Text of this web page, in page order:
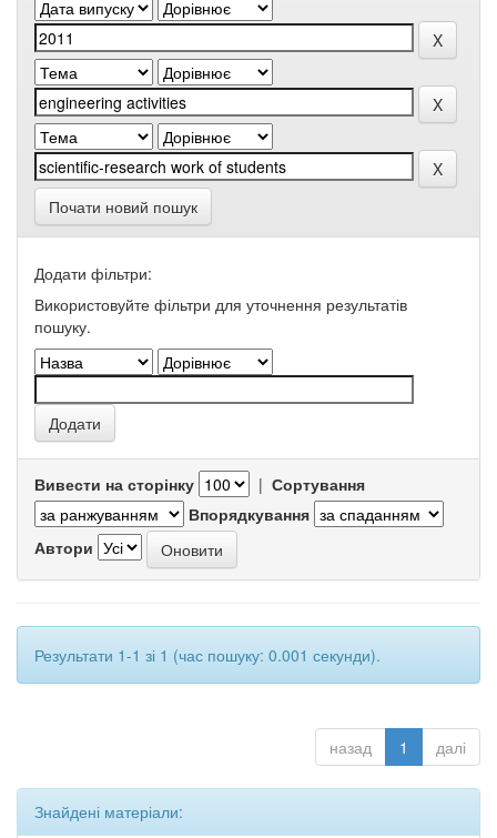
Почати новий пошук
Додати фільтри:
Використовуйте фільтри для уточнення результатів
пошуку.
Вивести на сторінку | Сортування
Впорядкування
Автори
Результати 1-1 зі 1 (час пошуку: 0.001 секунди).
назад 1 далі
Знайдені матеріали: